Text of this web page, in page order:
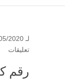
لـ 2020 |
تعليقات
رقم